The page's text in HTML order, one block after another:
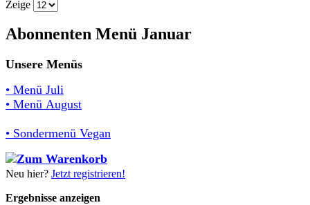
Zeige
Abonnenten Menü Januar
Unsere Menüs
• Menü Juli
• Menü August
• Sondermenü Vegan
Neu hier? Jetzt registrieren!
Ergebnisse anzeigen